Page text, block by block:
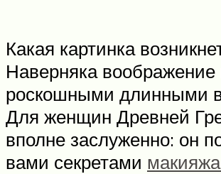
Какая картинка
Наверняка
роскошными длинными
Для женщин Древней
вполне заслуженно: он
вами секретами